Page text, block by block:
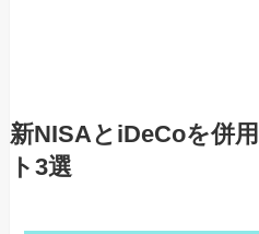
新NISAとiDeCoを併
ト 3選